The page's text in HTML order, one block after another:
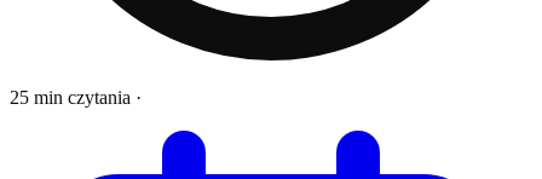
25 min czytania ·